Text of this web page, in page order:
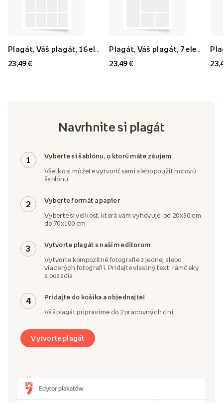
23,49 €
23,49 €
Navrhnite si plagát
1 Vyberte si šablónu, o ktorú máte záujem
Všetko si môžete vytvoriť sami alebo použiť hotovú
šablónu.
2 Vyberte formát a papier
Vyberte si veľkosť, ktorá vám vyhovuje: od 20x30 cm
do 70x100 cm.
3 Vytvorte plagát s naším editorom
Vytvorte kompozitné fotografie z jednej alebo
viacerých fotografií. Pridajte vlastný text, rámčeky
a pozadia.
4 Pridajte do košíka a objednajte!
Váš plagát pripravíme do 2 pracovných dní.
Vytvorte plagát